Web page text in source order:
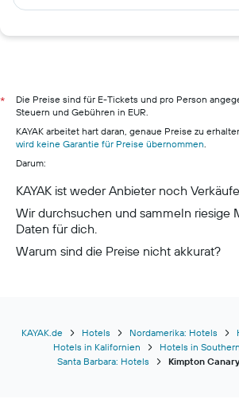
Hotels in Sebnitz
Hotels in Berlin
Hotels in Hamburg
Hotels in Pillig
Hotels in Warnemünde
Hotels in Neustadt in Holstein
Hotels in Berchtesgaden
*
Die Preise sind für E-Tickets und pro Person
Steuern und Gebühren in EUR.
KAYAK arbeitet hart daran, genaue Preise zu
wird keine Garantie für Preise übernommen.
Darum:
KAYAK ist weder Anbieter noch
Wir durchsuchen und sammeln riesige
Daten für dich.
Warum sind die Preise nicht akkurat?
KAYAK.de Hotels Nordamerika: Hotels
Hotels in Kalifornien
Hotels in
Santa Barbara: Hotels
Kimpton